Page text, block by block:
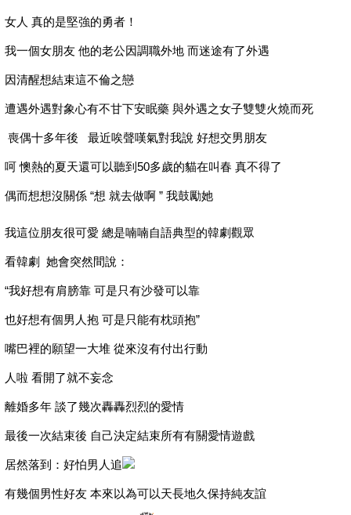
女人 真的是堅強的勇者！
我一個女朋友 他的老公因調職外地 而迷途有了外遇
因清醒想結束這不倫之戀
遭遇外遇對象心有不甘下安眠藥 與外遇之女子雙雙火燒而死
喪偶十多年後 最近唉聲嘆氣對我說 好想交男朋友
呵 懊熱的夏天還可以聽到50多歲的貓在叫春 真不得了
偶而想想沒關係 “想 就去做啊 ” 我鼓勵她
我這位朋友很可愛 總是喃喃自語典型的韓劇觀眾
看韓劇 她會突然間說：
“我好想有肩膀靠 可是只有沙發可以靠
也好想有個男人抱 可是只能有枕頭抱”
嘴巴裡的願望一大堆 從來沒有付出行動
人啦 看開了就不妄念
離婚多年 談了幾次轟轟烈烈的愛情
最後一次結束後 自己決定結束所有有關愛情遊戲
居然落到：好怕男人追
有幾個男性好友 本來以為可以天長地久保持純友誼